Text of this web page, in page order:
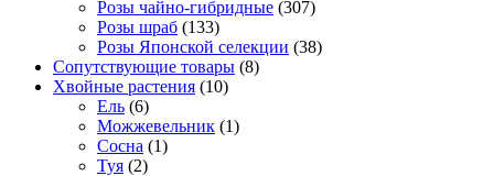
Розы чайно-гибридные (307)
Розы шраб (133)
Розы Японской селекции (38)
Сопутствующие товары (8)
Хвойные растения (10)
Ель (6)
Можжевельник (1)
Сосна (1)
Туя (2)